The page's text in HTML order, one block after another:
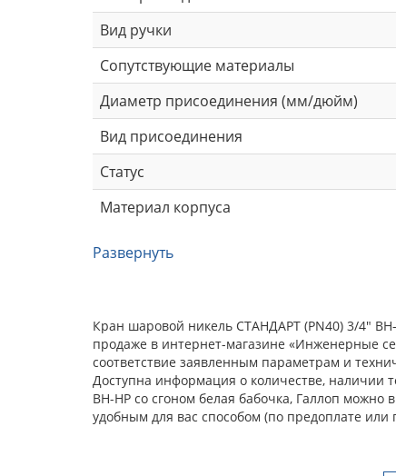
Вид ручки
Сопутствующие материалы
Диаметр присоединения (мм/дюйм)
Вид присоединения
Статус
Материал корпуса
Развернуть
Кран шаровой никель СТАНДАРТ (PN40) 3/4"
продаже в интернет-магазине «Инженерные
соответствие заявленным параметрам и
Доступна информация о количестве, наличии
ВН-НР со сгоном белая бабочка, Галлоп можно
удобным для вас способом (по предоплате